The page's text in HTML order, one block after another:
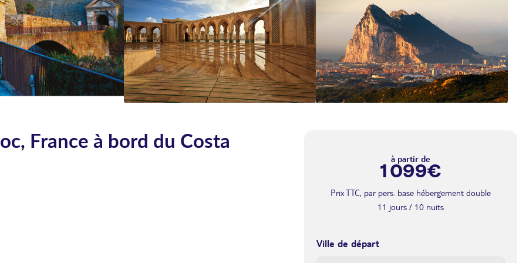
France à bord du Costa
à partir de
1 099€
Prix TTC, par pers. base hébergement double
11 jours / 10 nuits
Ville de départ